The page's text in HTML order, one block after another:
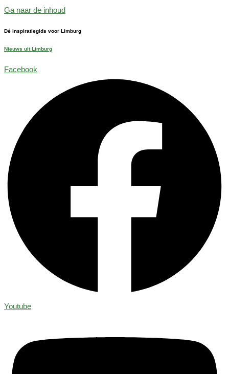
Ga naar de inhoud
Dé inspiratiegids voor Limburg
Nieuws uit Limburg
Facebook
Youtube